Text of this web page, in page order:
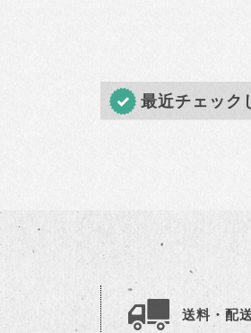
最近チェック
送料・配